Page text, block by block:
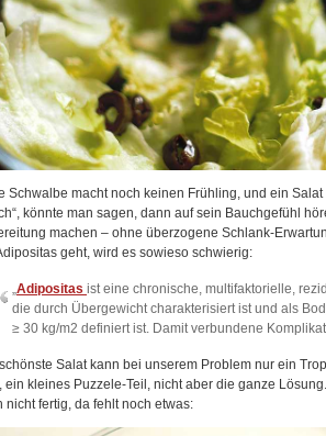
Schwalbe macht noch keinen Frühling, und ein
könnte man sagen, dann auf sein Bauchgefühl
machen – ohne überzogene Schlank-
geht, wird es sowieso schwierig:
„Adipositas ist eine chronische, multifaktorielle,
die durch Übergewicht charakterisiert ist und als
≥ 30 kg/m2 definiert ist. Damit verbundene
Salat kann bei unserem Problem nur ein
ein kleines Puzzele-Teil, nicht aber die ganze
nicht fertig, da fehlt noch etwas: